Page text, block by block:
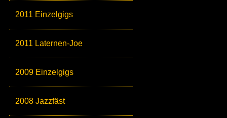
2011 Einzelgigs
2011 Laternen-Joe
2009 Einzelgigs
2008 Jazzfäst